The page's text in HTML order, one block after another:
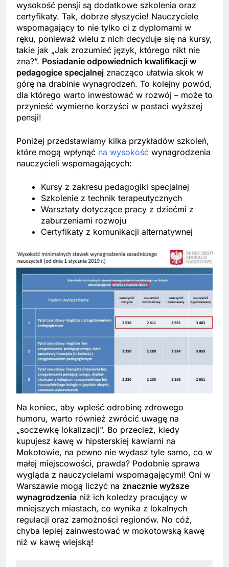
wysokość pensji są dodatkowe szkolenia oraz
certyfikaty. Tak, dobrze słyszycie! Nauczyciele
wspomagający to nie tylko ci z dyplomami w
ręku, ponieważ wielu z nich decyduje się na kursy,
takie jak „Jak zrozumieć język, którego nikt nie
zna?”. Posiadanie odpowiednich kwalifikacji w
pedagogice specjalnej znacząco ułatwia skok w
górę na drabinie wynagrodzeń. To kolejny powód,
dla którego warto inwestować w rozwój – może to
przynieść wymierne korzyści w postaci wyższej
pensji!
Poniżej przedstawiamy kilka przykładów szkoleń,
które mogą wpłynąć na wysokość wynagrodzenia
nauczycieli wspomagających:
Kursy z zakresu pedagogiki specjalnej
Szkolenie z technik terapeutycznych
Warsztaty dotyczące pracy z dziećmi z
zaburzeniami rozwoju
Certyfikaty z komunikacji alternatywnej
Na koniec, aby wpleść odrobinę zdrowego
humoru, warto również zwrócić uwagę na
„soczewkę lokalizacji”. Bo przecież, kiedy
kupujesz kawę w hipsterskiej kawiarni na
Mokotowie, na pewno nie wydasz tyle samo, co w
małej miejscowości, prawda? Podobnie sprawa
wygląda z nauczycielami wspomagającymi! Oni w
Warszawie mogą liczyć na znacznie wyższe
wynagrodzenia niż ich koledzy pracujący w
mniejszych miastach, co wynika z lokalnych
regulacji oraz zamożności regionów. No cóż,
chyba lepiej zainwestować w mokotowską kawę
niż w kawę wiejską!